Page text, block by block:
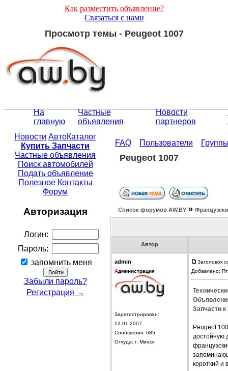
Как разместить объявление?
Связаться с нами
Просмотр темы - Peugeot 1007
На
главную
Частные
объявления
Новости
партнеров
Новости АвтоКаталог
Купить Запчасти
Частные объявления
Поиск автомобилей
Подать объявление
Полезное Контакты
Форум
Авторизация
Логин:
Пароль:
запомнить меня
Забыли пароль?
Регистрация →
FAQ Пользователи
Peugeot 1007
Список форумов АW.BY »
Автор
admin
Администрация
Зарегистрирован:
12.01.2007
Сообщения: 685
Откуда: г. Минск
Заголовок
Добавлено:
Запчасти к
Peugeot
достойную
короткий и